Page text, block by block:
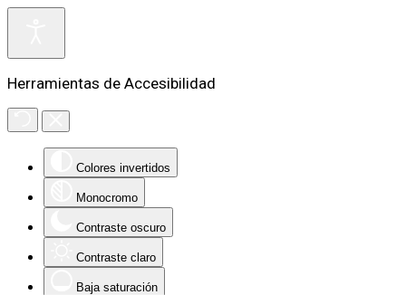
Herramientas de Accesibilidad
Colores invertidos
Monocromo
Contraste oscuro
Contraste claro
Baja saturación